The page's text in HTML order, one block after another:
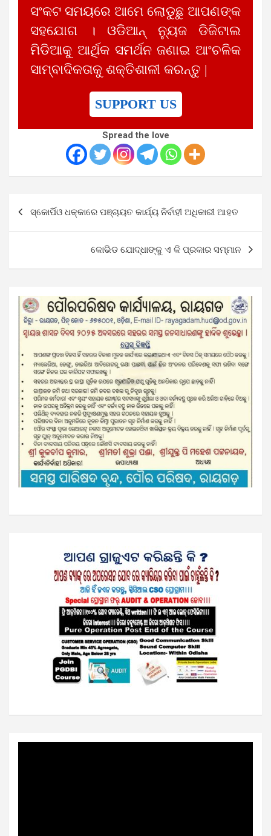
ସଂକଟ ସମୟରେ ଆମେ ଲୋଡୁଛୁ ଆପଣଙ୍କ
ସହଯୋଗ । ଓଡିଆନ୍ ନ୍ୟୁଜ ଡିଜିଟାଲ
ମିଡିଆକୁ ଆର୍ଥିକ ସମର୍ଥନ ଜଣାଇ ଆଂଚଳିକ
ସାମ୍ବାଦିକତାକୁ ଶକ୍ତିଶାଳୀ କରନ୍ତୁ |
SUPPORT US
Spread the love
navigation
ସ୍କୋର୍ପିଓ ଧକ୍କାରେ ପଞ୍ଚାୟତ କାର୍ଯ୍ୟ ନିର୍ବାହୀ ଅଧିକାରୀ ଆହତ
କୋଭିଡ ଯୋଦ୍ଧାଙ୍କୁ ଏ କି ପ୍ରକାର ସମ୍ମାନ